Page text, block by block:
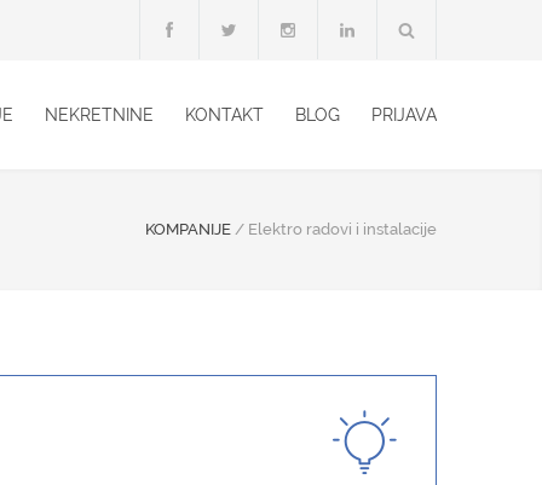
NEKRETNINE KONTAKT BLOG PRIJAVA
KOMPANIJE / Elektro radovi i instalacije